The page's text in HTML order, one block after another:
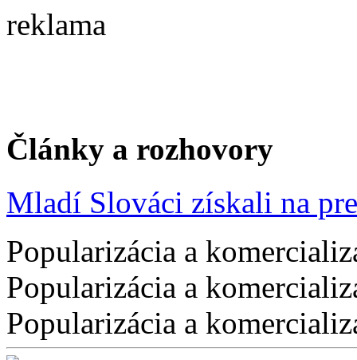
reklama
Články a rozhovory
Mladí Slováci získali na
Popularizácia a
Popularizácia a
Popularizácia a